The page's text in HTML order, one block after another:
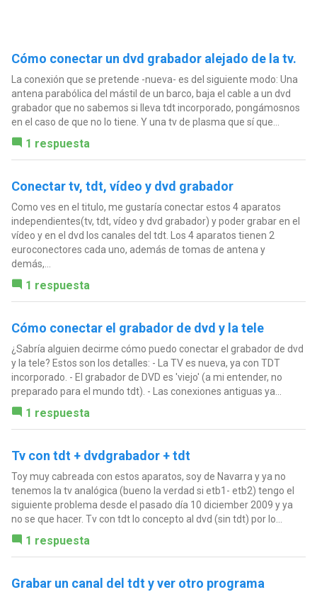
Cómo conectar un dvd grabador alejado de la tv.
La conexión que se pretende -nueva- es del siguiente modo: Una
antena parabólica del mástil de un barco, baja el cable a un dvd
grabador que no sabemos si lleva tdt incorporado, pongámosnos
en el caso de que no lo tiene. Y una tv de plasma que sí que...
1 respuesta
Conectar tv, tdt, vídeo y dvd grabador
Como ves en el titulo, me gustaría conectar estos 4 aparatos
independientes(tv, tdt, vídeo y dvd grabador) y poder grabar en el
vídeo y en el dvd los canales del tdt. Los 4 aparatos tienen 2
euroconectores cada uno, además de tomas de antena y
demás,...
1 respuesta
Cómo conectar el grabador de dvd y la tele
¿Sabría alguien decirme cómo puedo conectar el grabador de dvd
y la tele? Estos son los detalles: - La TV es nueva, ya con TDT
incorporado. - El grabador de DVD es 'viejo' (a mi entender, no
preparado para el mundo tdt). - Las conexiones antiguas ya...
1 respuesta
Tv con tdt + dvdgrabador + tdt
Toy muy cabreada con estos aparatos, soy de Navarra y ya no
tenemos la tv analógica (bueno la verdad si etb1- etb2) tengo el
siguiente problema desde el pasado día 10 diciember 2009 y ya
no se que hacer. Tv con tdt lo concepto al dvd (sin tdt) por lo...
1 respuesta
Grabar un canal del tdt y ver otro programa